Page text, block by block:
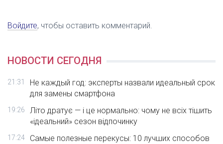
Войдите, чтобы оставить комментарий.
НОВОСТИ СЕГОДНЯ
21:31
Не каждый год: эксперты назвали идеальный срок
для замены смартфона
19:26
Літо дратує — і це нормально: чому не всіх тішить
«ідеальний» сезон відпочинку
17:24
Самые полезные перекусы: 10 лучших способов